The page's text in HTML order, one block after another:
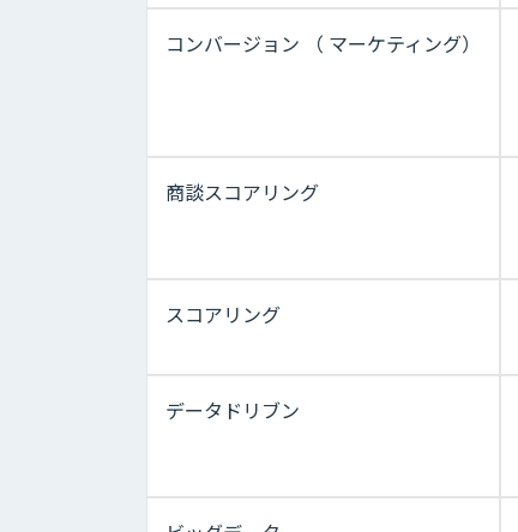
コンバージョン （ マーケティング）
商談スコアリング
スコアリング
データドリブン